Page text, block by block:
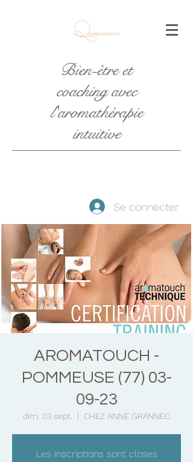
Bien-être et
coaching avec
l'aromathérapie
intuitive
Se connecter
AROMATOUCH -
POMMEUSE (77) 03-
09-23
dim. 03 sept.
  |
CHEZ ANNE GRANNEC
Les inscriptions sont closes